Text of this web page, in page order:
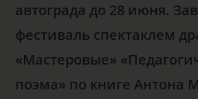
автограда до 28 июня.
фестиваль спектаклем
«Мастеровые»
поэма» по книге Антона